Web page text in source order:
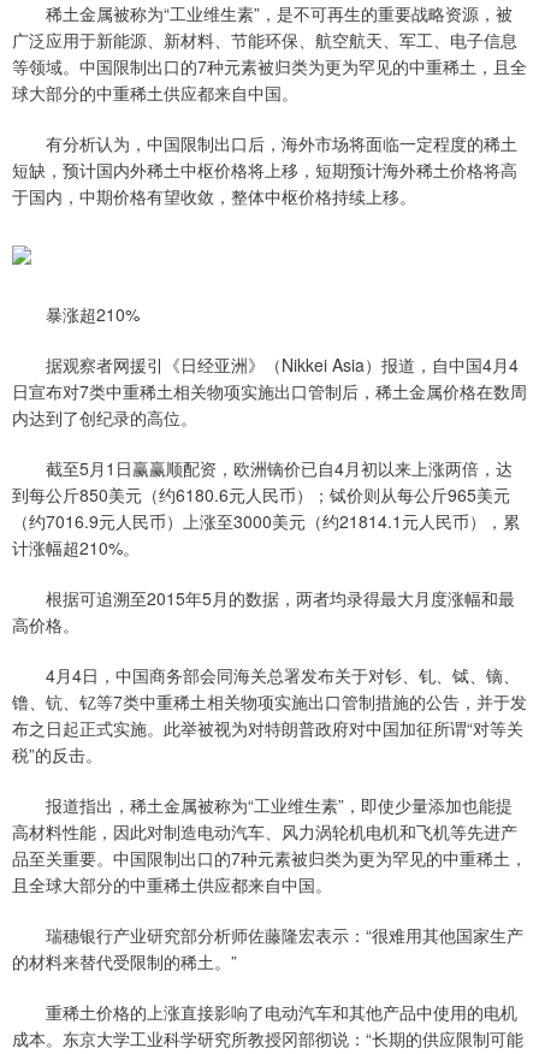
稀土金属被称为“工业维生素”，是不可再生的重要战略资源，被
广泛应用于新能源、新材料、节能环保、航空航天、军工、电子信息
等领域。中国限制出口的7种元素被归类为更为罕见的中重稀土，且全
球大部分的中重稀土供应都来自中国。
有分析认为，中国限制出口后，海外市场将面临一定程度的稀土
短缺，预计国内外稀土中枢价格将上移，短期预计海外稀土价格将高
于国内，中期价格有望收敛，整体中枢价格持续上移。
暴涨超210%
据观察者网援引《日经亚洲》（Nikkei Asia）报道，自中国4月4
日宣布对7类中重稀土相关物项实施出口管制后，稀土金属价格在数周
内达到了创纪录的高位。
截至5月1日赢赢顺配资，欧洲镝价已自4月初以来上涨两倍，达
到每公斤850美元（约6180.6元人民币）；铽价则从每公斤965美元
（约7016.9元人民币）上涨至3000美元（约21814.1元人民币），累
计涨幅超210%。
根据可追溯至2015年5月的数据，两者均录得最大月度涨幅和最
高价格。
4月4日，中国商务部会同海关总署发布关于对钐、钆、铽、镝、
镥、钪、钇等7类中重稀土相关物项实施出口管制措施的公告，并于发
布之日起正式实施。此举被视为对特朗普政府对中国加征所谓“对等关
税”的反击。
报道指出，稀土金属被称为“工业维生素”，即使少量添加也能提
高材料性能，因此对制造电动汽车、风力涡轮机电机和飞机等先进产
品至关重要。中国限制出口的7种元素被归类为更为罕见的中重稀土，
且全球大部分的中重稀土供应都来自中国。
瑞穗银行产业研究部分析师佐藤隆宏表示：“很难用其他国家生产
的材料来替代受限制的稀土。”
重稀土价格的上涨直接影响了电动汽车和其他产品中使用的电机
成本。东京大学工业科学研究所教授冈部彻说：“长期的供应限制可能